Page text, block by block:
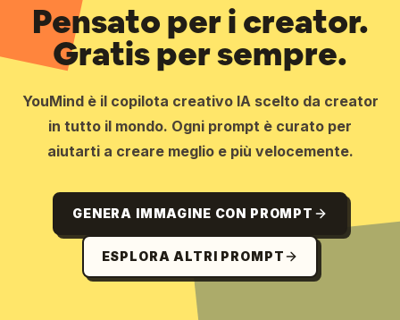
Pensato per i creator.
Gratis per sempre.
YouMind è il copilota creativo IA scelto da creator
in tutto il mondo. Ogni prompt è curato per
aiutarti a creare meglio e più velocemente.
GENERA IMMAGINE CON PROMPT
ESPLORA ALTRI PROMPT